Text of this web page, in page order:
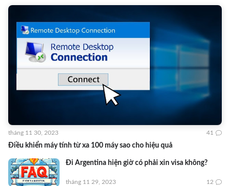
Điều khiển máy tính từ xa 100 máy sao cho hiệu quả
tháng 11 30, 2023 41
Đi Argentina hiện giờ có phải xin visa không?
tháng 11 29, 2023 12